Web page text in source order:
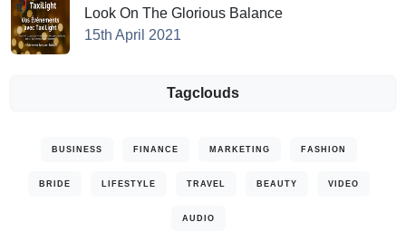
Look On The Glorious Balance
15th April 2021
Tagclouds
BUSINESS FINANCE MARKETING FASHION
BRIDE LIFESTYLE TRAVEL BEAUTY VIDEO
AUDIO